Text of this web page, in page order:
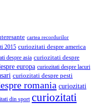
cartea recordurilor
2015 curiozitati despre america
despre asia curiozitati despre
europa curiozitati despre lacuri
curiozitati despre pesti
romania curiozitati
din sport curiozitati